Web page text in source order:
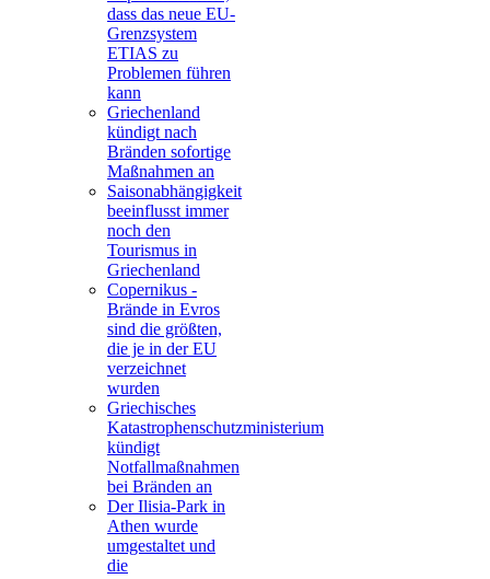
dass das neue EU-
Grenzsystem
ETIAS zu
Problemen führen
kann
Griechenland
kündigt nach
Bränden sofortige
Maßnahmen an
Saisonabhängigkeit
beeinflusst immer
noch den
Tourismus in
Griechenland
Copernikus -
Brände in Evros
sind die größten,
die je in der EU
verzeichnet
wurden
Griechisches
Katastrophenschutzministerium
kündigt
Notfallmaßnahmen
bei Bränden an
Der Ilisia-Park in
Athen wurde
umgestaltet und
die